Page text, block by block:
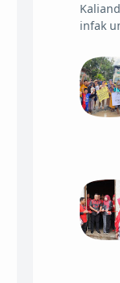
infak